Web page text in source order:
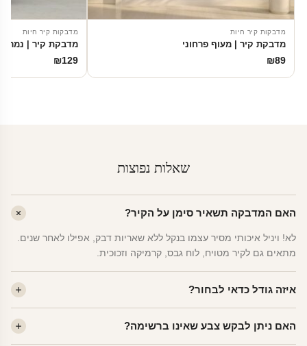
מדבקות קיר חיות
מדבקת קיר | מעוף פרחוני
₪89
מדבקות קיר חיות
מדבקת קיר | נמר
₪129
שאלות נפוצות
האם המדבקה תשאיר סימן על הקיר?
לא! ויניל איכותי מסיר עצמו בנקל ללא שאריות דבק, אפילו לאחר שנים.
מתאים גם לקיר מטויח, לוח גבס, קרמיקה וזכוכית.
איזה גודל כדאי לבחור?
שינה של מבוגרים — L. לפינה קטנה — S.
האם ניתן לבקש צבע שאינו ברשימה?